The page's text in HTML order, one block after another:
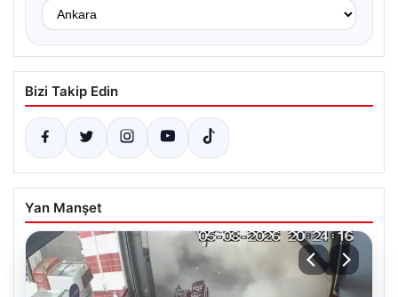
Bizi Takip Edin
Yan Manşet